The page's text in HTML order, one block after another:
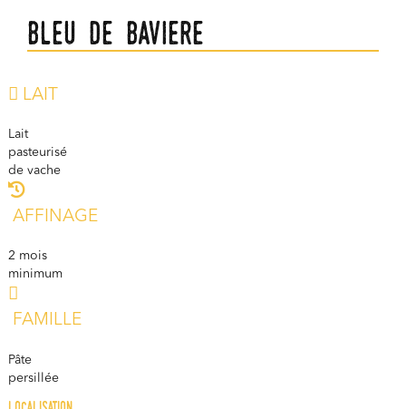
Bleu de Baviere
LAIT
Lait
pasteurisé
de vache
AFFINAGE
2 mois
minimum
FAMILLE
Pâte
persillée